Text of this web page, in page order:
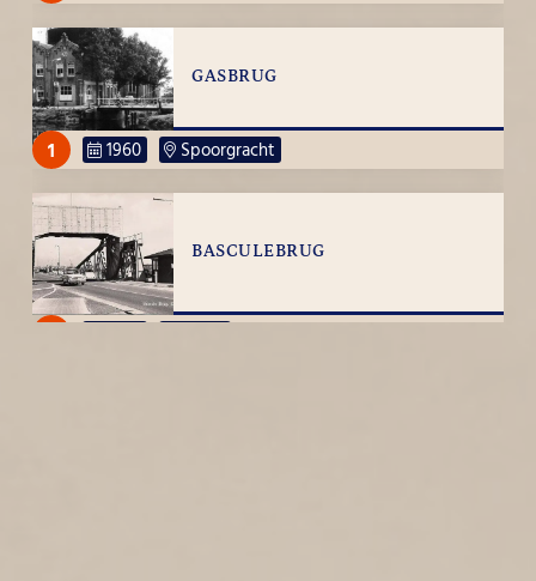
GASBRUG
1 1960 Spoorgracht
BASCULEBRUG